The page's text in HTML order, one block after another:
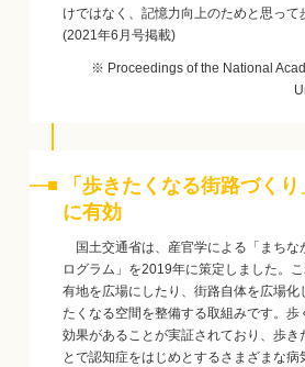
けではなく、記憶力向上のためと思って
(2021年6月号掲載)
※ Proceedings of the National
「歩きたくなる街路づく
に有効
国土交通省は、産官学による「まちな
ログラム」を2019年に策定しました。
有地を広場にしたり、街路自体を広場化
たくなる空間を整備する取組みです。歩
効果があることが実証されており、歩き
とで認知症をはじめとするさまざまな病